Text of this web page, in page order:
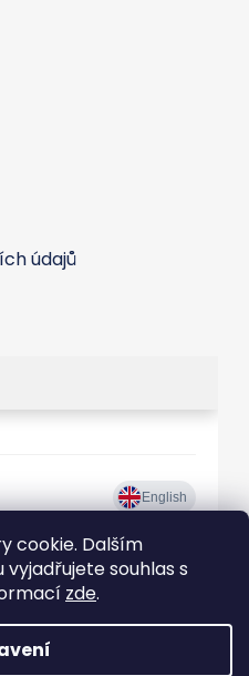
cookie. Dalším
souhlas s
zde.
údajů